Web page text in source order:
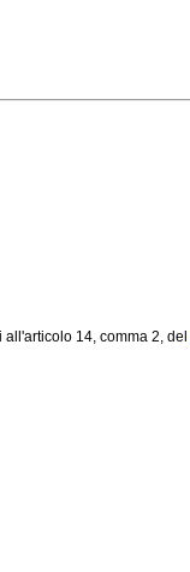
14, comma 2, del